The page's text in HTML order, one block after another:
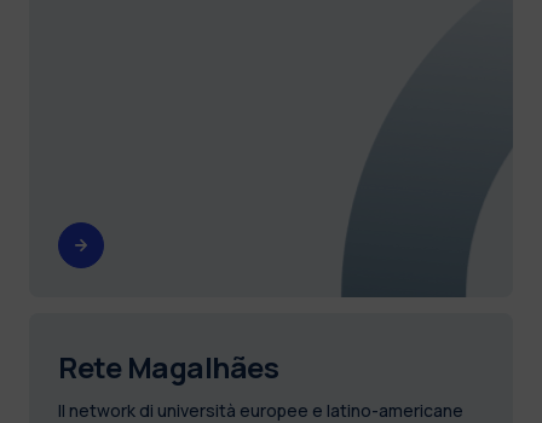
Rete Magalhães
Il network di università europee e latino-americane